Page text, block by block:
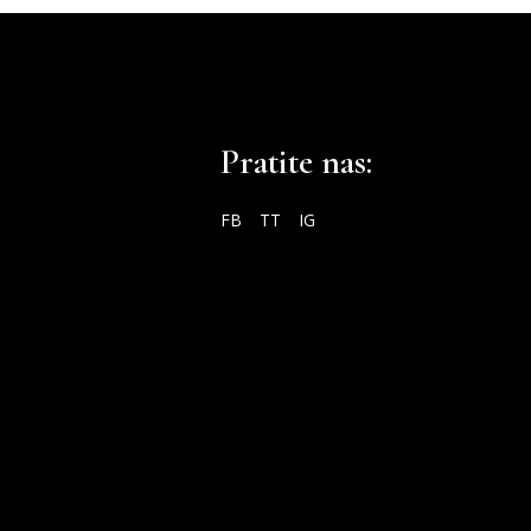
Pratite nas:
FB TT IG